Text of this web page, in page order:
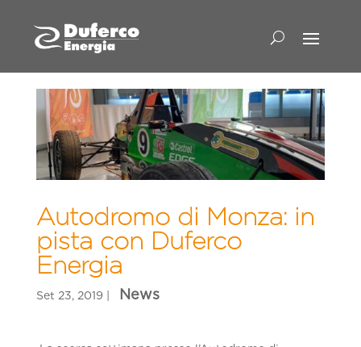
Autodromo di Monza: in
pista con Duferco
Energia